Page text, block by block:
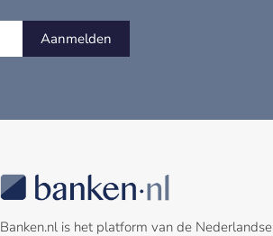
Aanmelden
Banken.nl is het platform van de Nederlandse